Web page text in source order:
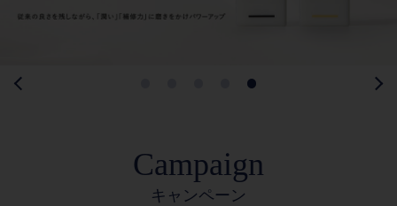
Campaign
キャンペーン